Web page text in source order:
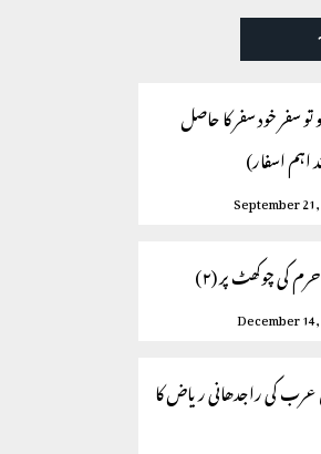
سفر خود سفر کا حاصل
اسفار)
September
حرم کی چوکھٹ پر (٢)
December
کی راجدھانی ریاض کا